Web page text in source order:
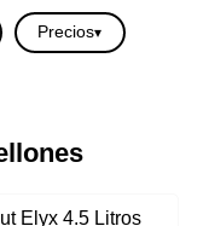
Precios
Elyx 4.5 Litros